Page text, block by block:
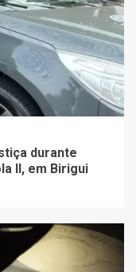
durante
ll, em Birigui